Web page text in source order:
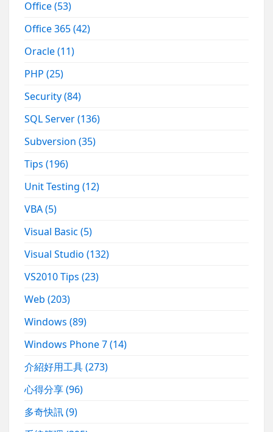
Office(53)
Office 365(42)
Oracle(11)
PHP(25)
Security(84)
SQL Server(136)
Subversion(35)
Tips(196)
Unit Testing(12)
VBA(5)
Visual Basic(5)
Visual Studio(132)
VS2010 Tips(23)
Web(203)
Windows(89)
Windows Phone 7(14)
介紹好用工具(273)
心得分享(96)
多奇快訊(9)